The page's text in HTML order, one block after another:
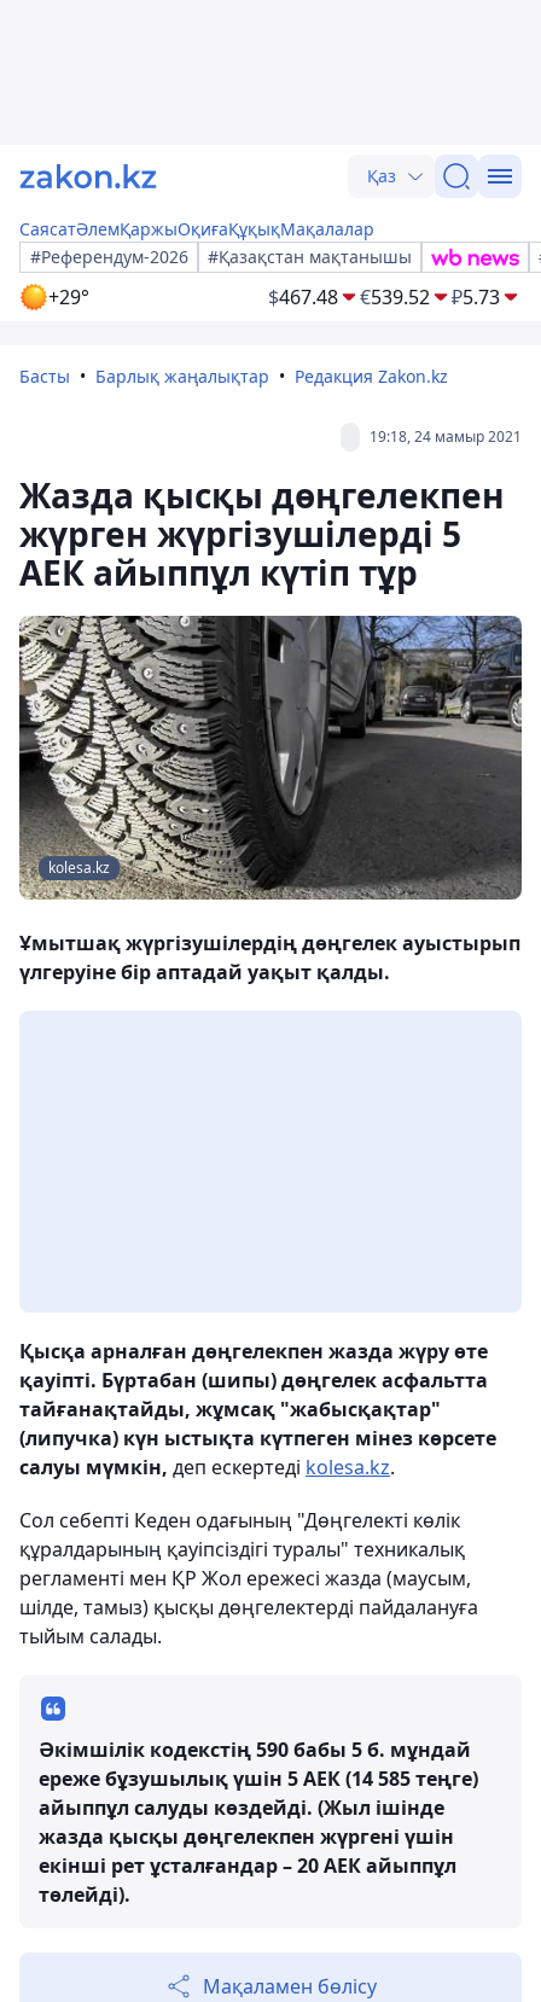
Қаз
СаясатӘлемҚаржыОқиғаҚұқықМақалалар
#Референдум-2026
#Қазақстан мақтанышы
+29° $467.48 €539.52 ₽5.73
Басты Барлық жаңалықтар Редакция Zakon.kz
19:18, 24 мамыр 2021
Жазда қысқы дөңгелекпен
жүрген жүргізушілерді 5
АЕК айыппұл күтіп тұр
kolesa.kz
Ұмытшақ жүргізушілердің дөңгелек ауыстырып
үлгеруіне бір аптадай уақыт қалды.
Қысқа арналған дөңгелекпен жазда жүру өте
қауіпті. Бүртабан (шипы) дөңгелек асфальтта
тайғанақтайды, жұмсақ "жабысқақтар"
(липучка) күн ыстықта күтпеген мінез көрсете
салуы мүмкін, деп ескертеді kolesa.kz.
Сол себепті Кеден одағының "Дөңгелекті көлік
құралдарының қауіпсіздігі туралы" техникалық
регламенті мен ҚР Жол ережесі жазда (маусым,
шілде, тамыз) қысқы дөңгелектерді пайдалануға
тыйым салады.
Әкімшілік кодекстің 590 бабы 5 б. мұндай
ереже бұзушылық үшін 5 АЕК (14 585 теңге)
айыппұл салуды көздейді. (Жыл ішінде
жазда қысқы дөңгелекпен жүргені үшін
екінші рет ұсталғандар – 20 АЕК айыппұл
төлейді).
Мақаламен бөлісу